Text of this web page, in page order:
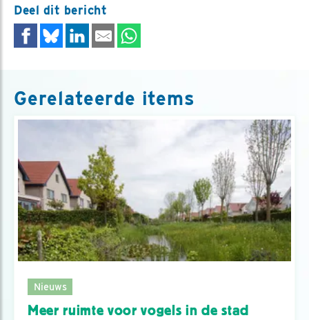
Deel dit bericht
Gerelateerde items
Nieuws
Meer ruimte voor vogels in de stad